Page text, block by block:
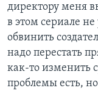
директору меня
в этом сериале
обвинить
надо перестать
как-то изменить
проблемы есть,